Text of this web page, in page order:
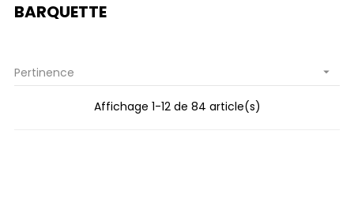
BARQUETTE
Pertinence 
Affichage 1-12 de 84 article(s)